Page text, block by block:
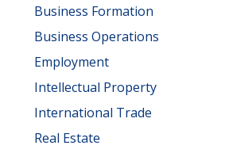
Business Formation
Business Operations
Employment
Intellectual Property
International Trade
Real Estate